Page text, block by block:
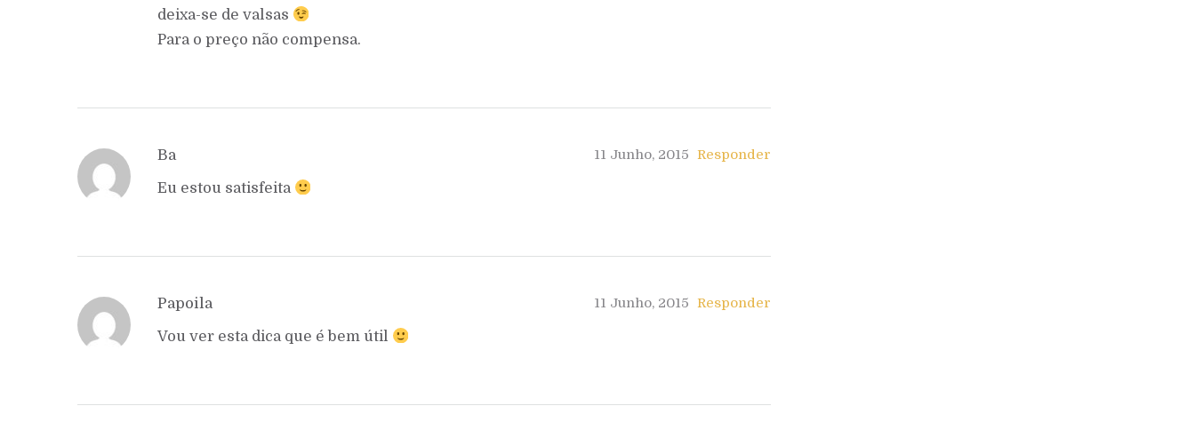
deixa-se de valsas
Para o preço não compensa.
Ba 11 Junho, 2015 Responder
Eu estou satisfeita
Papoila 11 Junho, 2015 Responder
Vou ver esta dica que é bem útil